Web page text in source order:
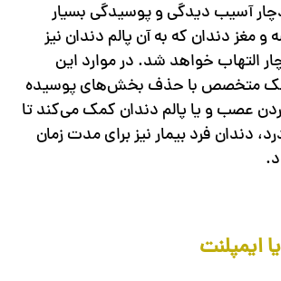
آسیب دیدگی و پوسیدگی بسیار
و مغز دندان که به آن پالم دندان نیز
التهاب خواهد شد. در موارد این
متخصص با حذف بخش‌های پوسیده
عصب و یا پالم دندان کمک می‌کند تا
دندان فرد بیمار نیز برای مدت زمان
ایمپلنت